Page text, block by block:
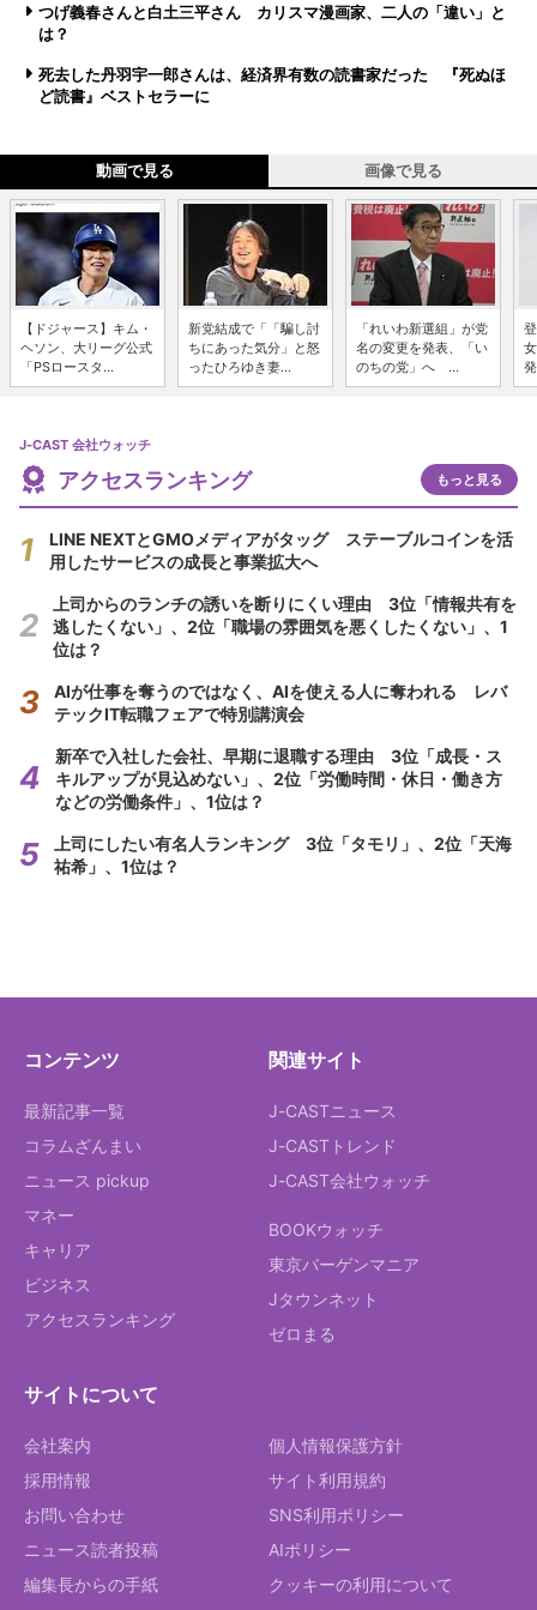
つげ義春さんと白土三平さん カリスマ漫画家、二人の「違い」と
は？
死去した丹羽宇一郎さんは、経済界有数の読書家だった 『死ぬほ
ど読書』ベストセラーに
動画で見る 画像で見る
【ドジャース】キム・
ヘソン、大リーグ公式
「PSロースタ...
新党結成で「「騙し討
ちにあった気分」と怒
ったひろゆき妻...
「れいわ新選組」が党
名の変更を発表、「い
のちの党」へ ...
J-CAST 会社ウォッチ
アクセスランキング もっと見る
LINE NEXTとGMOメディアがタッグ ステーブルコインを活
用したサービスの成長と事業拡大へ
上司からのランチの誘いを断りにくい理由 3位「情報共有を
逃したくない」、2位「職場の雰囲気を悪くしたくない」、1
位は？
AIが仕事を奪うのではなく、AIを使える人に奪われる レバ
テックIT転職フェアで特別講演会
新卒で入社した会社、早期に退職する理由 3位「成長・ス
キルアップが見込めない」、2位「労働時間・休日・働き方
などの労働条件」、1位は？
上司にしたい有名人ランキング 3位「タモリ」、2位「天海
祐希」、1位は？
コンテンツ
最新記事一覧
コラムざんまい
ニュース pickup
マネー
キャリア
ビジネス
アクセスランキング
関連サイト
J-CASTニュース
J-CASTトレンド
J-CAST会社ウォッチ
BOOKウォッチ
東京バーゲンマニア
Jタウンネット
ゼロまる
サイトについて
会社案内
採用情報
お問い合わせ
ニュース読者投稿
編集長からの手紙
個人情報保護方針
サイト利用規約
SNS利用ポリシー
AIポリシー
クッキーの利用について